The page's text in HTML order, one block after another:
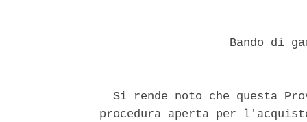
Bando di
Si rende noto che questa
procedura aperta per